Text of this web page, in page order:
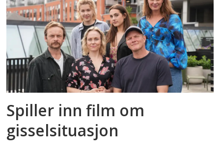
Spiller inn film om
gisselsituasjon